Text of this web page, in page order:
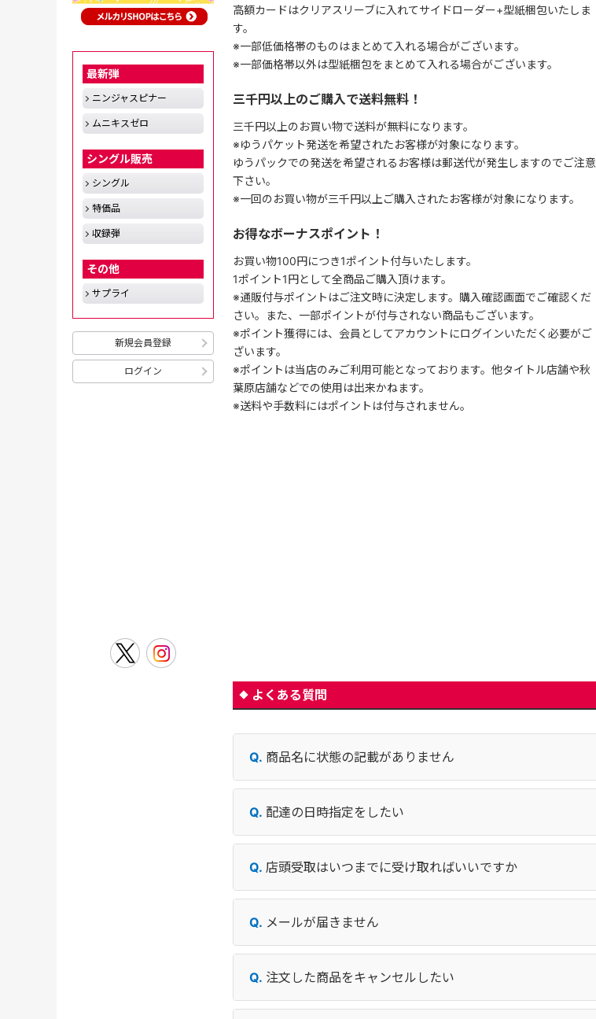
高額カードはクリアスリーブに入れてサイドローダー+型紙梱包いたしま
す。
※一部低価格帯のものはまとめて入れる場合がございます。
※一部価格帯以外は型紙梱包をまとめて入れる場合がございます。
三千円以上のご購入で送料無料！
三千円以上のお買い物で送料が無料になります。
※ゆうパケット発送を希望されたお客様が対象になります。
ゆうパックでの発送を希望されるお客様は郵送代が発生しますのでご注意
下さい。
※一回のお買い物が三千円以上ご購入されたお客様が対象になります。
お得なボーナスポイント！
お買い物100円につき1ポイント付与いたします。
1ポイント1円として全商品ご購入頂けます。
※通販付与ポイントはご注文時に決定します。購入確認画面でご確認くだ
さい。また、一部ポイントが付与されない商品もございます。
※ポイント獲得には、会員としてアカウントにログインいただく必要がご
ざいます。
※ポイントは当店のみご利用可能となっております。他タイトル店舗や秋
葉原店舗などでの使用は出来かねます。
※送料や手数料にはポイントは付与されません。
よくある質問
商品名に状態の記載がありません
配達の日時指定をしたい
店頭受取はいつまでに受け取ればいいですか
メールが届きません
注文した商品をキャンセルしたい
最新弾
ニンジャスピナー
ムニキスゼロ
シングル販売
シングル
特価品
収録弾
その他
サプライ
新規会員登録
ログイン